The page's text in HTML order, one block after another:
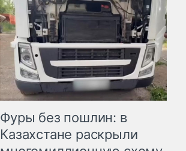
Фуры без пошлин: в
Казахстане раскрыли